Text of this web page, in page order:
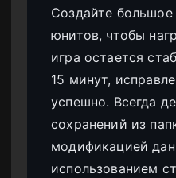
Создайте большое
юнитов, чтобы
игра остается
15 минут,
успешно. Всегда
сохранений из
модификацией
использованием